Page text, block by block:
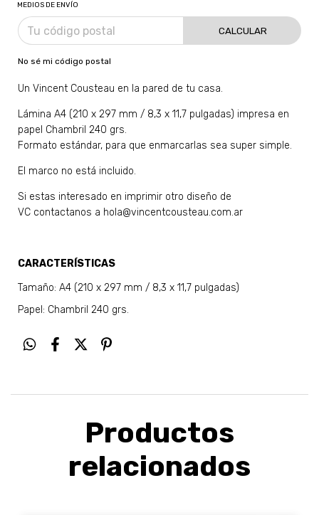
MEDIOS DE ENVÍO
CALCULAR
No sé mi código postal
Un Vincent Cousteau en la pared de tu casa.
Lámina A4 (210 x 297 mm / 8,3 x 11,7 pulgadas) impresa en
papel Chambril 240 grs.
Formato estándar, para que enmarcarlas sea super simple.
El marco no está incluido.
Si estas interesado en imprimir otro diseño de
VC contactanos a hola@vincentcousteau.com.ar
CARACTERÍSTICAS
Tamaño: A4 (210 x 297 mm / 8,3 x 11,7 pulgadas)
Papel: Chambril 240 grs.
Productos
relacionados